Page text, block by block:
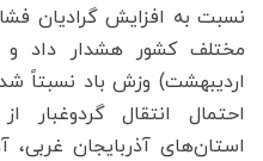
نسبت به افزایش گرادیان
اردیبهشت) وزش باد نسبتاً
احتمال انتقال
استان‌های آذربایجان غربی،